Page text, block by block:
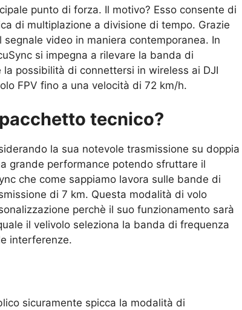
punto di forza. Il motivo? Esso consente di
di multiplazione a divisione di tempo. Grazie
video in maniera contemporanea. In
si impegna a rilevare la banda di
possibilità di connettersi in wireless ai DJI
FPV fino a una velocità di 72 km/h.
tecnico?
la sua notevole trasmissione su doppia
grande performance potendo sfruttare il
che come sappiamo lavora sulle bande di
di 7 km. Questa modalità di volo
perchè il suo funzionamento sarà
il velivolo seleziona la banda di frequenza
interferenze.
sicuramente spicca la modalità di